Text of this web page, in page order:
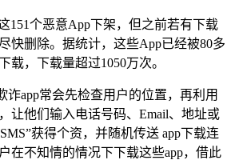
151个恶意App下架，但之前若有下载
快删除。据统计，这些App已经被80多
载，下载量超过1050万次。
诈app常会先检查用户的位置，再利用
让他们输入电话号码、Email、地址或
获得个资，并随机传送 app下载连
在不知情的情况下下载这些app，借此